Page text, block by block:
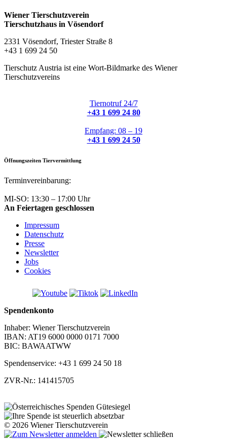
Wiener Tierschutzverein
Tierschutzhaus in Vösendorf
2331 Vösendorf, Triester Straße 8
+43 1 699 24 50
Tierschutz Austria ist eine Wort-Bildmarke des Wiener
Tierschutzvereins
Tiernotruf 24/7
+43 1 699 24 80
Empfang: 08 – 19
+43 1 699 24 50
Öffnungszeiten Tiervermittlung
Terminvereinbarung:
MI-SO: 13:30 – 17:00 Uhr
An Feiertagen geschlossen
Impressum
Datenschutz
Presse
Newsletter
Jobs
Cookies
Spendenkonto
Inhaber: Wiener Tierschutzverein
IBAN: AT19 6000 0000 0171 7000
BIC: BAWAATWW
Spendenservice: +43 1 699 24 50 18
ZVR-Nr.: 141415705
© 2026 Wiener Tierschutzverein